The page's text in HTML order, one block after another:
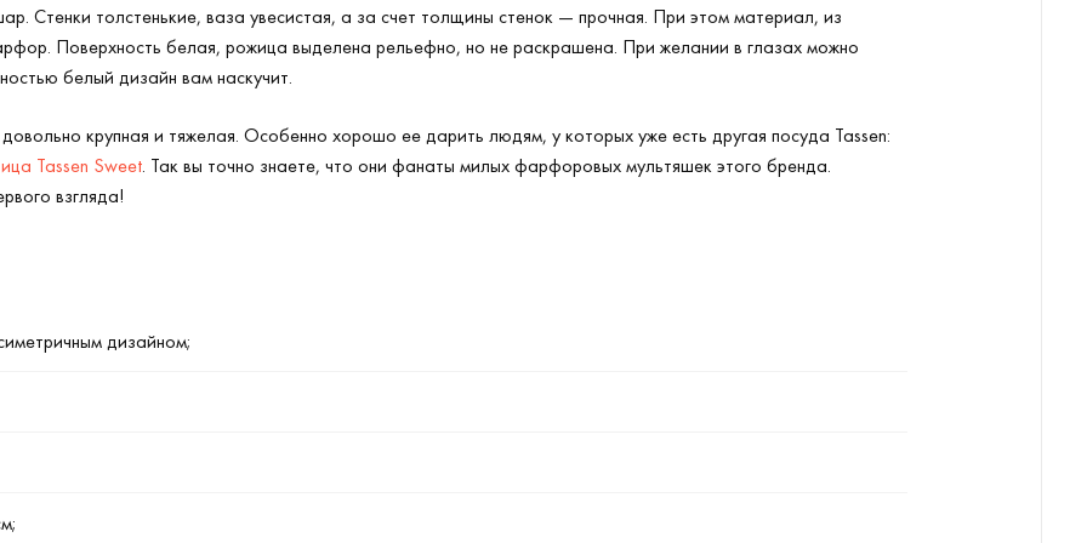
Стенки толстенькие, ваза увесистая, а за счет толщины стенок — прочная. При этом материал, из
Поверхность белая, рожица выделена рельефно, но не раскрашена. При желании в глазах можно
белый дизайн вам наскучит.
крупная и тяжелая. Особенно хорошо ее дарить людям, у которых уже есть другая посуда Tassen:
Tassen Sweet. Так вы точно знаете, что они фанаты милых фарфоровых мультяшек этого бренда.
взгляда!
дизайном;